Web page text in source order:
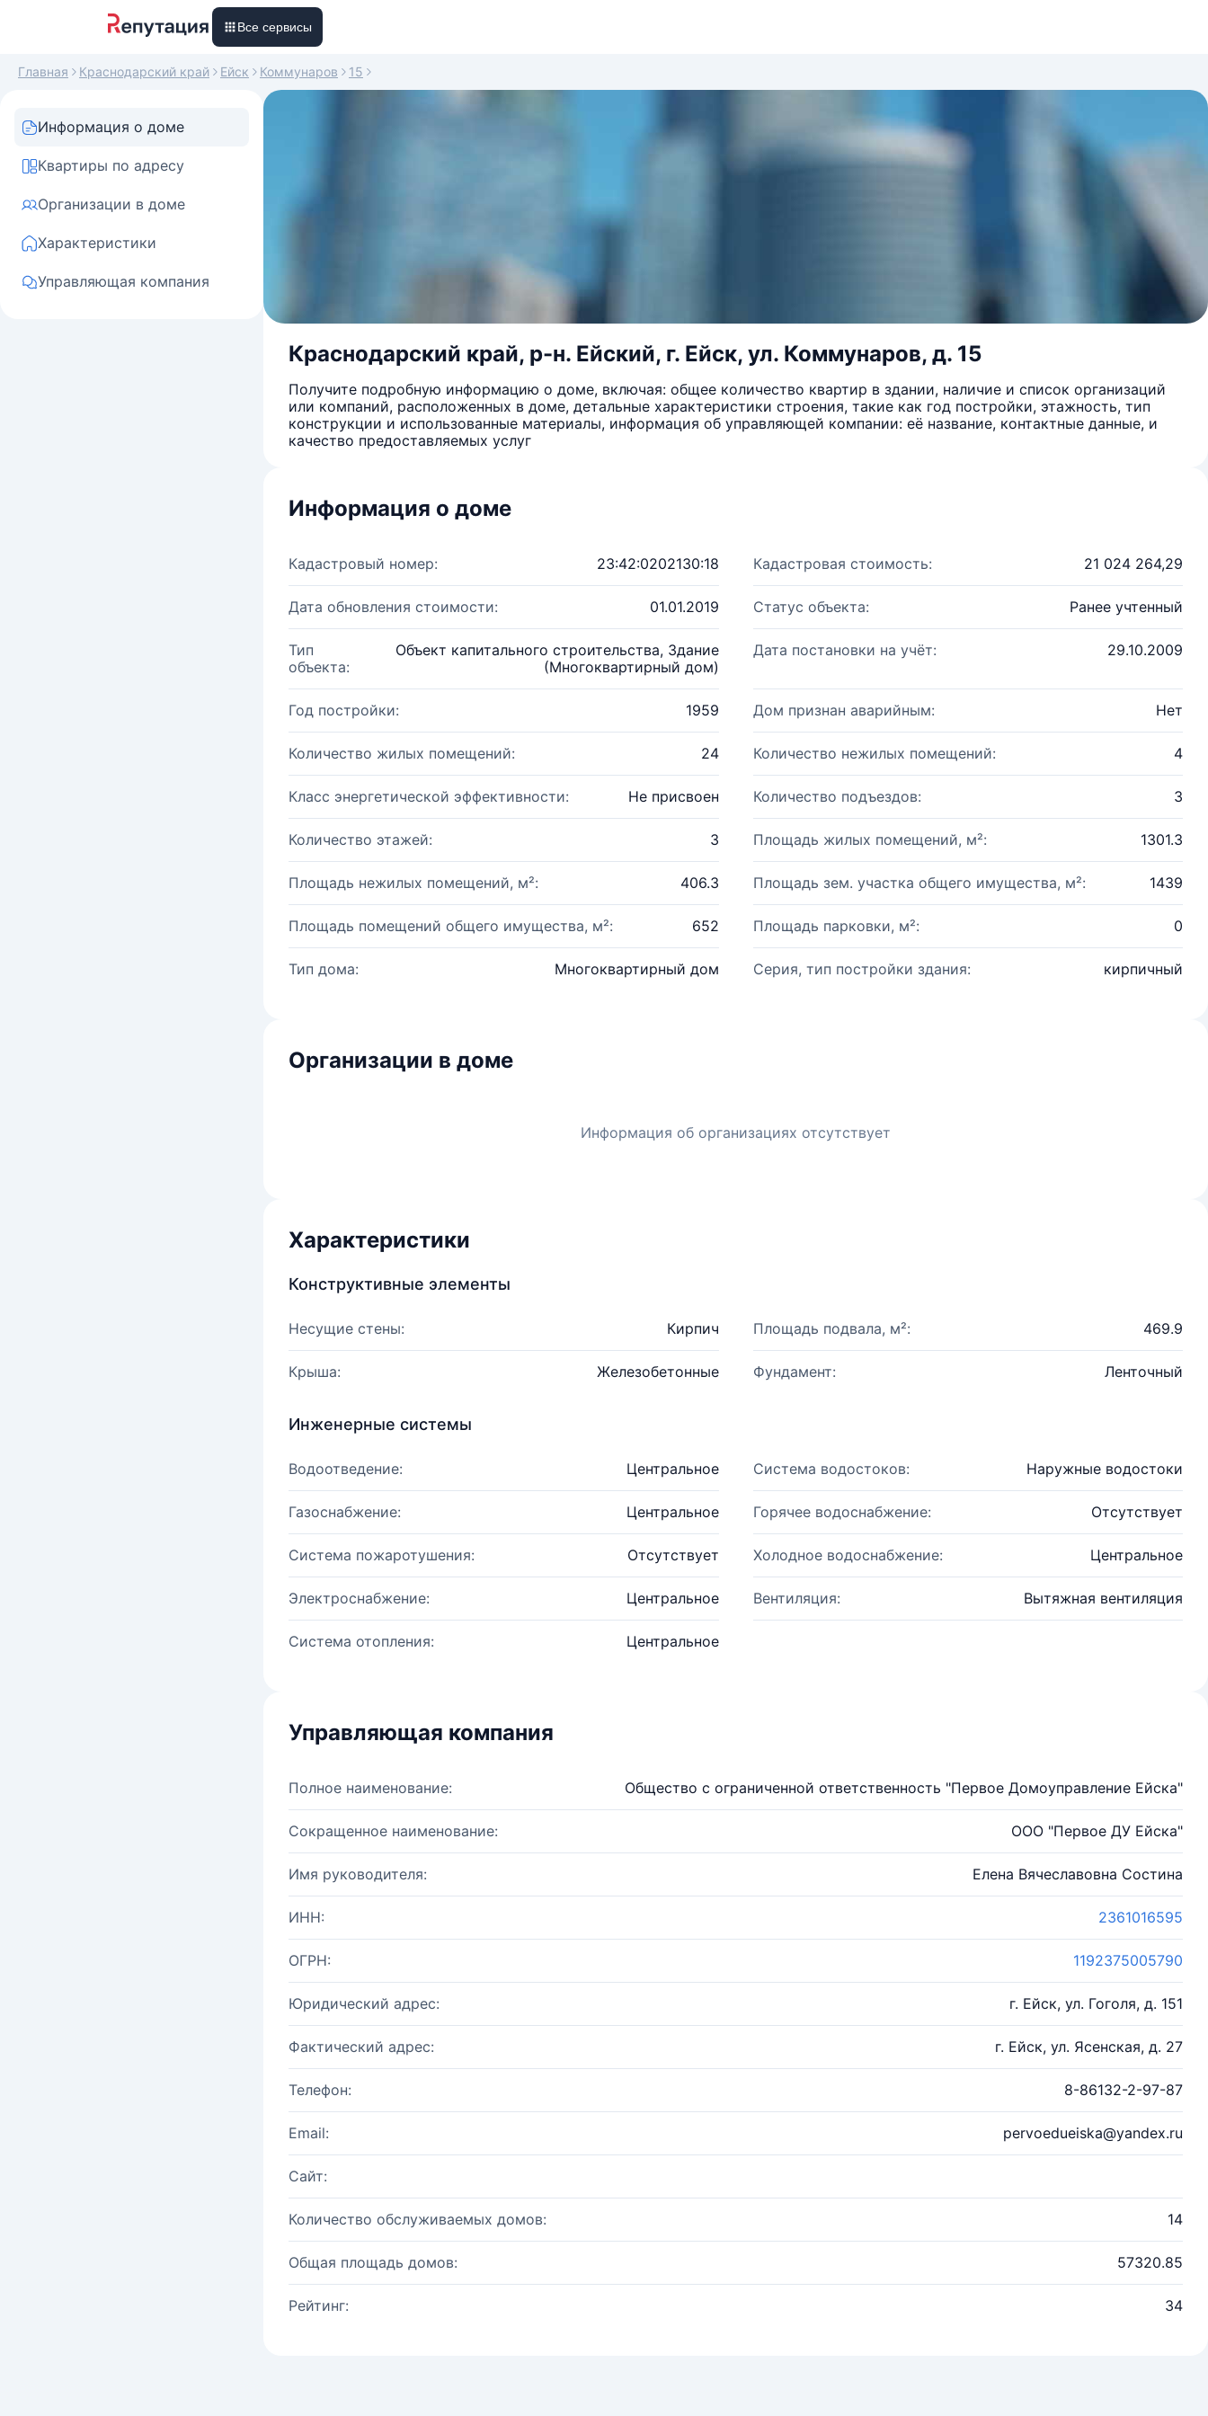
Все сервисы
Главная Краснодарский край Ейск Коммунаров 15
Информация о доме
Квартиры по адресу
Организации в доме
Характеристики
Управляющая компания
Краснодарский край, р-н. Ейский, г. Ейск, ул. Коммунаров, д. 15
Получите подробную информацию о доме, включая: общее количество квартир в здании, наличие и список организаций
или компаний, расположенных в доме, детальные характеристики строения, такие как год постройки, этажность, тип
конструкции и использованные материалы, информация об управляющей компании: её название, контактные данные, и
качество предоставляемых услуг
Информация о доме
Кадастровый номер: 23:42:0202130:18 Кадастровая стоимость: 21 024 264,29
Дата обновления стоимости: 01.01.2019 Статус объекта: Ранее учтенный
Тип
объекта:
Объект капитального строительства, Здание
(Многоквартирный дом)
Дата постановки на учёт: 29.10.2009
Год постройки: 1959 Дом признан аварийным: Нет
Количество жилых помещений: 24 Количество нежилых помещений: 4
Класс энергетической эффективности: Не присвоен Количество подъездов: 3
Количество этажей: 3 Площадь жилых помещений, м²: 1301.3
Площадь нежилых помещений, м²: 406.3 Площадь зем. участка общего имущества, м²: 1439
Площадь помещений общего имущества, м²: 652 Площадь парковки, м²: 0
Тип дома: Многоквартирный дом Серия, тип постройки здания: кирпичный
Организации в доме
Информация об организациях отсутствует
Характеристики
Конструктивные элементы
Несущие стены: Кирпич Площадь подвала, м²: 469.9
Крыша: Железобетонные Фундамент: Ленточный
Инженерные системы
Водоотведение: Центральное Система водостоков: Наружные водостоки
Газоснабжение: Центральное Горячее водоснабжение: Отсутствует
Система пожаротушения: Отсутствует Холодное водоснабжение: Центральное
Электроснабжение: Центральное Вентиляция: Вытяжная вентиляция
Система отопления: Центральное
Управляющая компания
Полное наименование: Общество с ограниченной ответственность "Первое Домоуправление Ейска"
Сокращенное наименование: ООО "Первое ДУ Ейска"
Имя руководителя: Елена Вячеславовна Состина
ИНН: 2361016595
ОГРН: 1192375005790
Юридический адрес: г. Ейск, ул. Гоголя, д. 151
Фактический адрес: г. Ейск, ул. Ясенская, д. 27
Телефон: 8-86132-2-97-87
Email: pervoedueiska@yandex.ru
Сайт:
Количество обслуживаемых домов: 14
Общая площадь домов: 57320.85
Рейтинг: 34